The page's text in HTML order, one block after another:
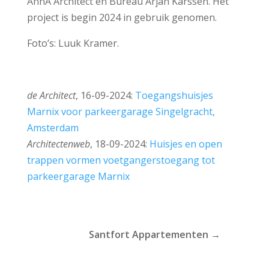
project is begin 2024 in gebruik genomen.
Foto’s: Luuk Kramer.
de Architect, 16-09-2024: Toegangshuisjes
Marnix voor parkeergarage Singelgracht,
Amsterdam
Architectenweb, 18-09-2024: Huisjes en open
trappen vormen voetgangerstoegang tot
parkeergarage Marnix
Santfort Appartementen →